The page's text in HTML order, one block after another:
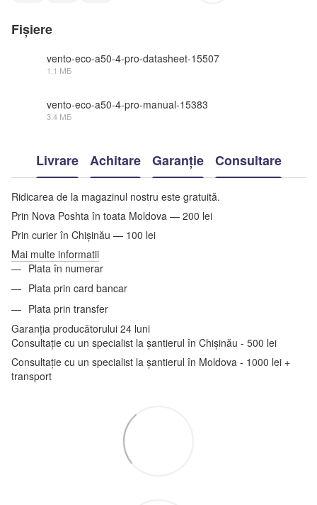
Fișiere
vento-eco-a50-4-pro-datasheet-15507
1.1 МБ
vento-eco-a50-4-pro-manual-15383
3.4 МБ
Livrare Achitare Garanție Consultare
Ridicarea de la magazinul nostru este gratuită.
Prin Nova Poshta în toata Moldova — 200 lei
Prin curier în Chișinău — 100 lei
Mai multe informatii
Plata în numerar
Plata prin card bancar
Plata prin transfer
Garanția producătorului 24 luni
Consultație cu un specialist la șantierul în Chișinău - 500 lei
Consultație cu un specialist la șantierul în Moldova - 1000 lei +
transport